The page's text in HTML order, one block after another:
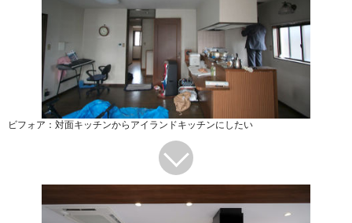
ビフォア：対面キッチンからアイランドキッチンにしたい